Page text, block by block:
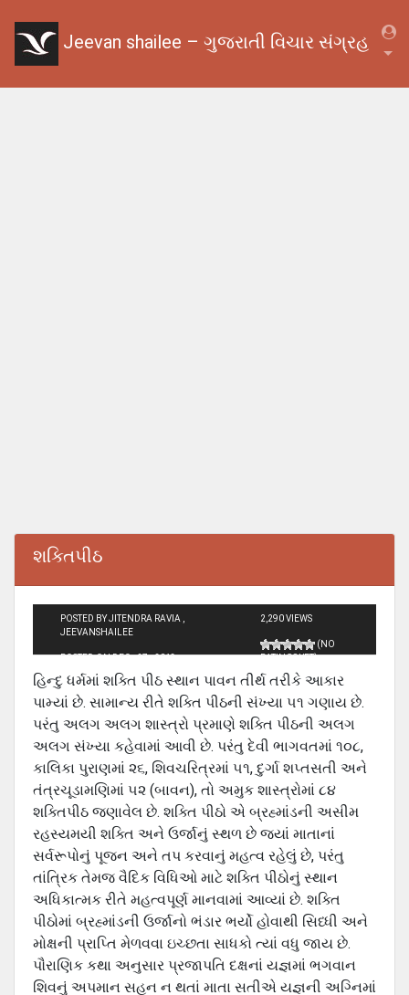
Jeevan shailee – ગુજરાતી વિચાર સંગ્રહ
શક્તિપીઠ
POSTED BY JITENDRA RAVIA ,
JEEVANSHAILEE
POSTED ON DEC - 27 - 2013
2,290 VIEWS
(NO
RATINGS YET)
હિન્દુ ધર્મમાં શક્તિ પીઠ સ્થાન પાવન તીર્થ તરીકે આકાર
પામ્યાં છે. સામાન્ય રીતે શક્તિ પીઠની સંખ્યા ૫૧ ગણાય છે.
પરંતુ અલગ અલગ શાસ્ત્રો પ્રમાણે શક્તિ પીઠની અલગ
અલગ સંખ્યા કહેવામાં આવી છે. પરંતુ દેવી ભાગવતમાં ૧૦૮,
કાલિકા પુરાણમાં ૨૬, શિવચરિત્રમાં ૫૧, દુર્ગા શપ્તસતી અને
તંત્રચૂડામણિમાં ૫૨ (બાવન), તો અમુક શાસ્ત્રોમાં ૮૪
શક્તિપીઠ જણાવેલ છે. શક્તિ પીઠો એ બ્રહ્માંડની અસીમ
રહસ્યમયી શક્તિ અને ઉર્જાનું સ્થળ છે જ્યાં માતાનાં
સર્વરૂપોનું પૂજન અને તપ કરવાનું મહત્વ રહેલું છે, પરંતુ
તાંત્રિક તેમજ વૈદિક વિધિઓ માટે શક્તિ પીઠોનું સ્થાન
અધિકાત્મક રીતે મહત્વપૂર્ણ માનવામાં આવ્યાં છે. શક્તિ
પીઠોમાં બ્રહ્માંડની ઉર્જાનો ભંડાર ભર્યો હોવાથી સિધ્ધી અને
મોક્ષની પ્રાપ્તિ મેળવવા ઇચ્છતા સાધકો ત્યાં વધુ જાય છે.
પૌરાણિક કથા અનુસાર પ્રજાપતિ દક્ષનાં યજ્ઞમાં ભગવાન
શિવનું અપમાન સહન ન થતાં માતા સતીએ યજ્ઞની અગ્નિમાં